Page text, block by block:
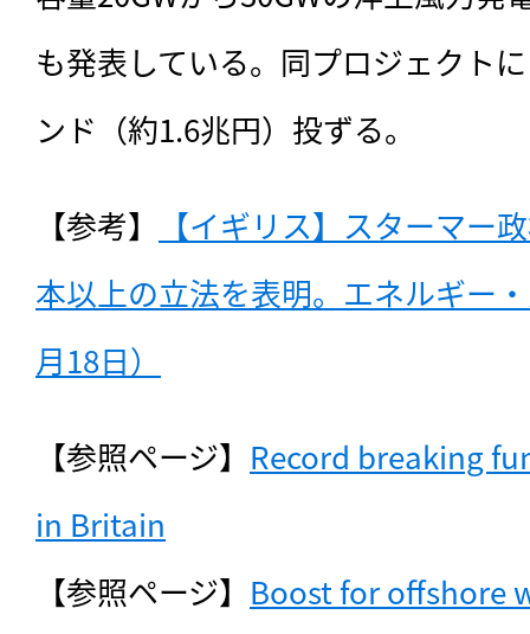
も発表している。同プロジェクト
ンド（約1.6兆円）投ずる。
【参考】
【イギリス】スターマー
本以上の立法を表明。エネルギー
月18日）
【参照ページ】 Record breaking
in Britain
【参照ページ】 Boost for offshore